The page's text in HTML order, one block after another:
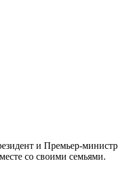
и Премьер-министр
со своими семьями.